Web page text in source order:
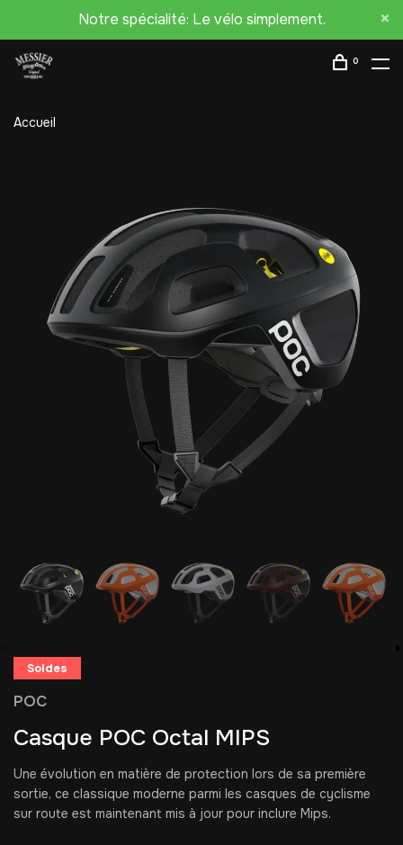
Notre spécialité: Le vélo simplement.
0
Accueil
Soldes
POC
Casque POC Octal MIPS
Une évolution en matière de protection lors de sa première
sortie, ce classique moderne parmi les casques de cyclisme
sur route est maintenant mis à jour pour inclure Mips.